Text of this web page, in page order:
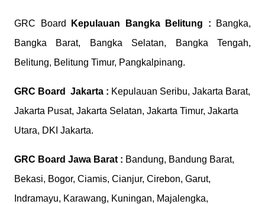
GRC Board Kepulauan Bangka Belitung :
Bangka,
Bangka Barat, Bangka Selatan, Bangka Tengah,
Belitung, Belitung Timur, Pangkalpinang.
GRC Board Jakarta : Kepulauan Seribu, Jakarta Barat,
Jakarta Pusat, Jakarta Selatan, Jakarta Timur, Jakarta
Utara, DKI Jakarta.
GRC Board Jawa Barat : Bandung, Bandung Barat,
Bekasi, Bogor, Ciamis, Cianjur, Cirebon, Garut,
Indramayu, Karawang, Kuningan, Majalengka,